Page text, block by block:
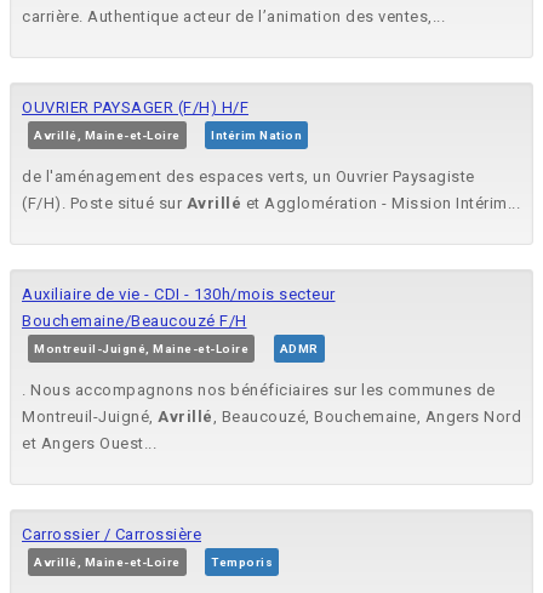
carrière. Authentique acteur de l’animation des ventes,...
OUVRIER PAYSAGER (F/H) H/F
Avrillé, Maine-et-Loire Intérim Nation
de l'aménagement des espaces verts, un Ouvrier Paysagiste
(F/H). Poste situé sur Avrillé et Agglomération - Mission Intérim...
Auxiliaire de vie - CDI - 130h/mois secteur
Bouchemaine/Beaucouzé F/H
Montreuil-Juigné, Maine-et-Loire ADMR
. Nous accompagnons nos bénéficiaires sur les communes de
Montreuil-Juigné, Avrillé, Beaucouzé, Bouchemaine, Angers Nord
et Angers Ouest...
Carrossier / Carrossière
Avrillé, Maine-et-Loire Temporis